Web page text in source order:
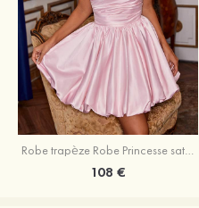
Robe trapèze Robe Princesse satin sans manches courte/mini robe de fête de la rentrée
108 €